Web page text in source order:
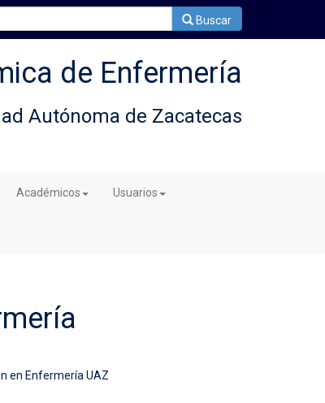
Buscar
de Enfermería
Autónoma de Zacatecas
Académicos Usuarios
en Enfermería UAZ